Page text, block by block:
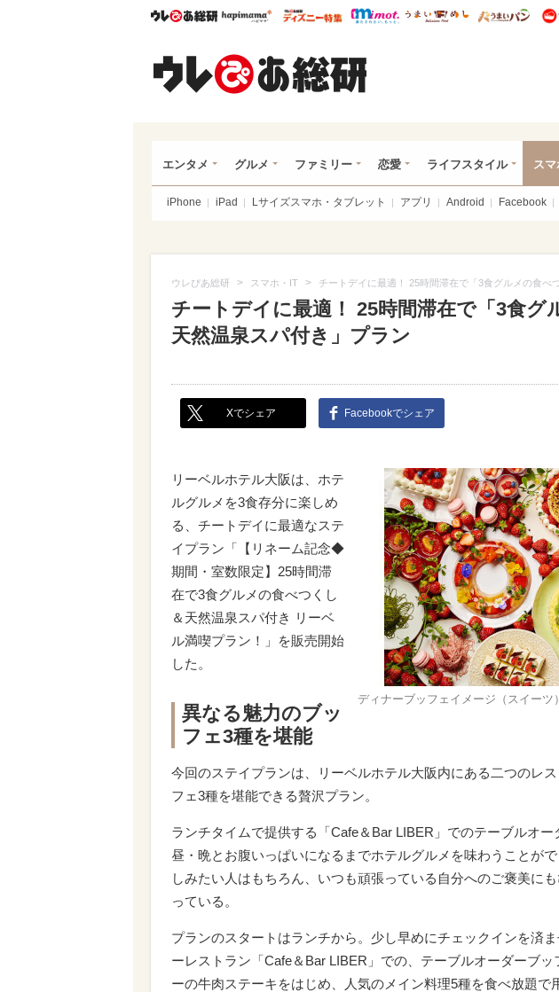
ウレぴあ総研ハピママ* ウレぴあ総研 ディズニー特集
mimot. うまいめし う
エンタメ グルメ ファミリー 恋愛 ライフスタイル ス
iPhone iPad Lサイズスマホ・タブレット アプリ Android Facebook
ウレぴあ総研 > スマホ・IT > チートデイに最適！ 25時間滞在で「3食グルメの食べ
チートデイに最適！ 25時間滞在で「3食グ
天然温泉スパ付き」プラン
Xでシェア Facebookでシェア
ディナーブッフェイメージ（スイーツ）
リーベルホテル大阪は、ホテ
ルグルメを3食存分に楽しめ
る、チートデイに最適なステ
イプラン「【リネーム記念◆
期間・室数限定】25時間滞
在で3食グルメの食べつくし
＆天然温泉スパ付き リーベ
ル満喫プラン！」を販売開始
した。
異なる魅力のブッ
フェ3種を堪能
今回のステイプランは、リーベルホテル大阪内にある二つのレ
フェ3種を堪能できる贅沢プラン。
ランチタイムで提供する「Cafe＆Bar LIBER」でのテーブルオー
昼・晩とお腹いっぱいになるまでホテルグルメを味わうことが
しみたい人はもちろん、いつも頑張っている自分へのご褒美に
っている。
プランのスタートはランチから。少し早めにチェックインを済
ーレストラン「Cafe＆Bar LIBER」での、テーブルオーダーブッ
ーの牛肉ステーキをはじめ、人気のメイン料理5種を食べ放題で